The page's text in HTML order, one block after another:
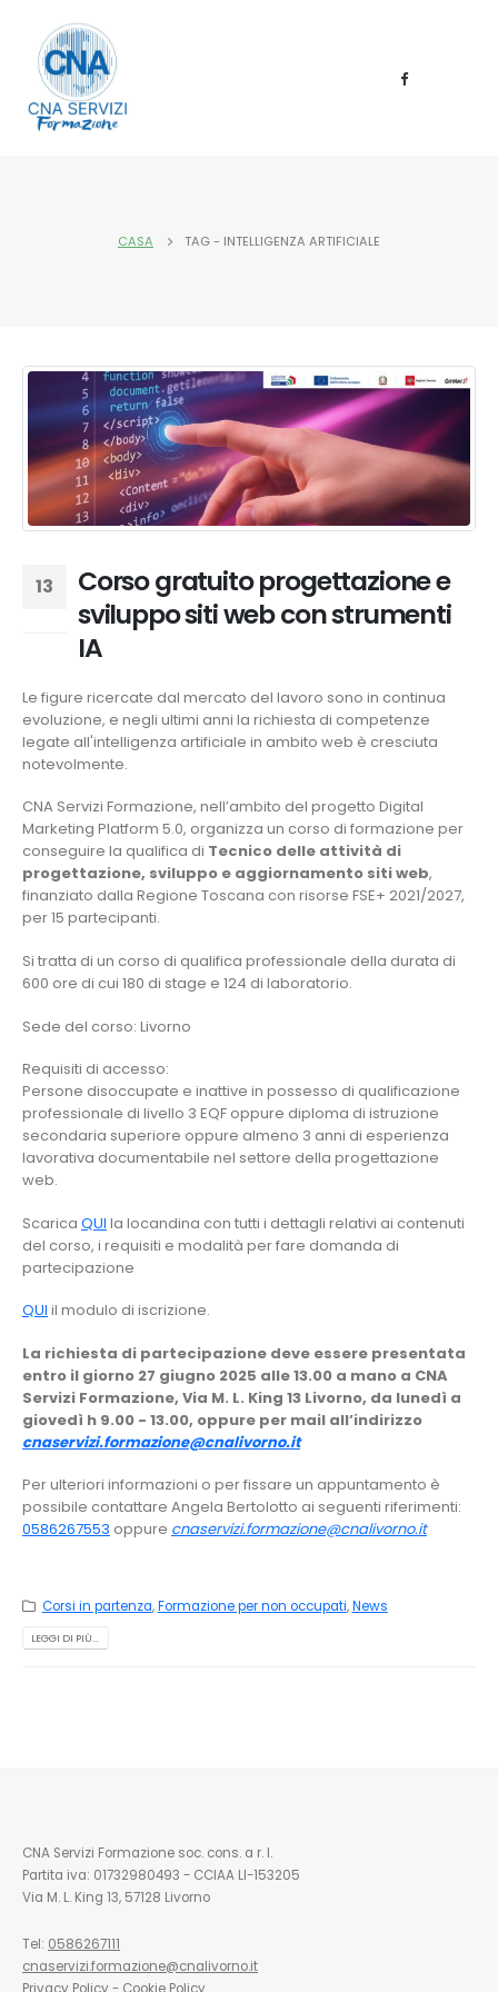
CASA TAG - INTELLIGENZA ARTIFICIALE
13
Corso gratuito progettazione e
sviluppo siti web con strumenti
IA
Le figure ricercate dal mercato del lavoro sono in continua
evoluzione, e negli ultimi anni la richiesta di competenze
legate all'intelligenza artificiale in ambito web è cresciuta
notevolmente.
CNA Servizi Formazione, nell’ambito del progetto Digital
Marketing Platform 5.0, organizza un corso di formazione per
conseguire la qualifica di Tecnico delle attività di
progettazione, sviluppo e aggiornamento siti web,
finanziato dalla Regione Toscana con risorse FSE+ 2021/2027,
per 15 partecipanti.
Si tratta di un corso di qualifica professionale della durata di
600 ore di cui 180 di stage e 124 di laboratorio.
Sede del corso: Livorno
Requisiti di accesso:
Persone disoccupate e inattive in possesso di qualificazione
professionale di livello 3 EQF oppure diploma di istruzione
secondaria superiore oppure almeno 3 anni di esperienza
lavorativa documentabile nel settore della progettazione
web.
Scarica QUI la locandina con tutti i dettagli relativi ai contenuti
del corso, i requisiti e modalità per fare domanda di
partecipazione
QUI il modulo di iscrizione.
La richiesta di partecipazione deve essere presentata
entro il giorno 27 giugno 2025 alle 13.00 a mano a CNA
Servizi Formazione, Via M. L. King 13 Livorno, da lunedì a
giovedì h 9.00 - 13.00, oppure per mail all’indirizzo
cnaservizi.formazione@cnalivorno.it
Per ulteriori informazioni o per fissare un appuntamento è
possibile contattare Angela Bertolotto ai seguenti riferimenti:
0586267553 oppure cnaservizi.formazione@cnalivorno.it
Corsi in partenza,Formazione per non occupati,News
LEGGI DI PIÙ...
CNA Servizi Formazione soc. cons. a r. l.
Partita iva: 01732980493 - CCIAA LI-153205
Via M. L. King 13, 57128 Livorno
Tel: 0586267111
cnaservizi.formazione@cnalivorno.it